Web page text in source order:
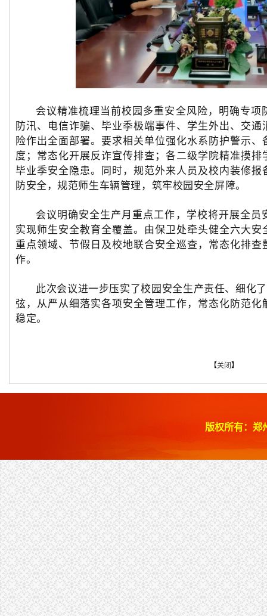
会议精准梳理当前校园多重安全风险，明确专
防汛、电信诈骗、毕业季极端事件、学生外出、交
险作出全面部署。要求相关单位强化水系防护警示
度；常态化开展反诈宣传排查；各二级学院精准摸
毕业季安全隐患。同时，规范外来人员及校内装修
防安全，规范师生车辆管理，筑牢校园安全屏障。
会议明确安全生产月重点工作，学校将开展全
实现师生安全教育全覆盖。由保卫处牵头健全六大
重点领域、节假日及校地联合安全巡查，常态化排
作。
此次会议进一步压实了校园安全生产责任、细化
弦，从严从细落实各项安全管理工作，常态化防范
稳定。
【关闭】
版权所有：郑